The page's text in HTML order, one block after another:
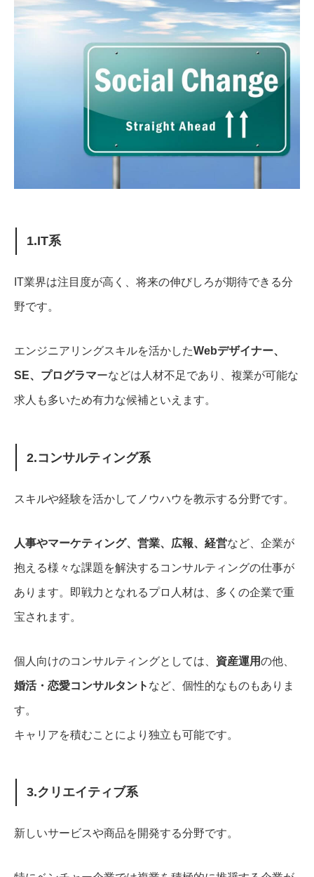
1.IT系
IT業界は注目度が高く、将来の伸びしろが期待できる分
野です。
エンジニアリングスキルを活かしたWebデザイナー、
SE、プログラマーなどは人材不足であり、複業が可能な
求人も多いため有力な候補といえます。
2.コンサルティング系
スキルや経験を活かしてノウハウを教示する分野です。
人事やマーケティング、営業、広報、経営など、企業が
抱える様々な課題を解決するコンサルティングの仕事が
あります。即戦力となれるプロ人材は、多くの企業で重
宝されます。
個人向けのコンサルティングとしては、 資産運用の他、
婚活・恋愛コンサルタント など、個性的なものもありま
す。
キャリアを積むことにより独立も可能です。
3.クリエイティブ系
新しいサービスや商品を開発する分野です。